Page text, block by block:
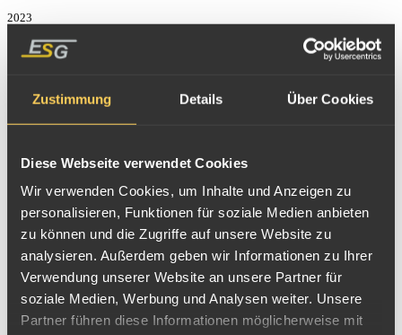
Zustimmung Details Über Cookies
Diese Webseite verwendet Cookies
Wir verwenden Cookies, um Inhalte und Anzeigen zu
personalisieren, Funktionen für soziale Medien anbieten
zu können und die Zugriffe auf unsere Website zu
analysieren. Außerdem geben wir Informationen zu Ihrer
Verwendung unserer Website an unsere Partner für
soziale Medien, Werbung und Analysen weiter. Unsere
Partner führen diese Informationen möglicherweise mit
2023